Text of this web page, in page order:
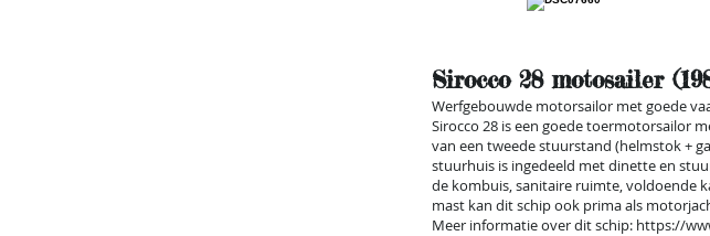
Sirocco 28 motosailer
Werfgebouwde motorsailor met goede
Sirocco 28 is een goede toermotorsailor
van een tweede stuurstand (helmstok +
stuurhuis is ingedeeld met dinette en
de kombuis, sanitaire ruimte, voldoende
mast kan dit schip ook prima als
Meer informatie over dit schip: https://